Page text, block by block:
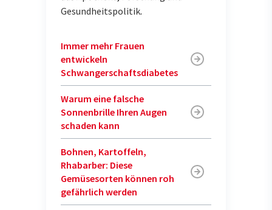
Gesundheitspolitik.
Immer mehr Frauen
entwickeln
Schwangerschaftsdiabetes
Warum eine falsche
Sonnenbrille Ihren Augen
schaden kann
Bohnen, Kartoffeln,
Rhabarber: Diese
Gemüsesorten können roh
gefährlich werden